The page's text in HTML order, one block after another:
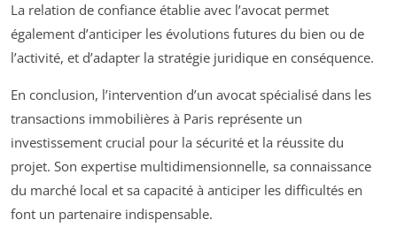
La relation de confiance établie avec l’avocat permet
également d’anticiper les évolutions futures du bien ou de
l’activité, et d’adapter la stratégie juridique en conséquence.
En conclusion, l’intervention d’un avocat spécialisé dans les
transactions immobilières à Paris représente un
investissement crucial pour la sécurité et la réussite du
projet. Son expertise multidimensionnelle, sa connaissance
du marché local et sa capacité à anticiper les difficultés en
font un partenaire indispensable.